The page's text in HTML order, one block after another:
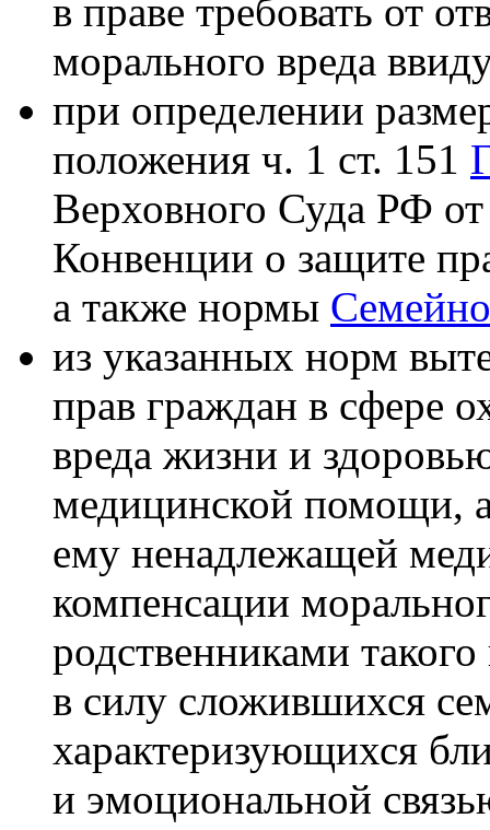
в праве требовать от
морального вреда
при определении
положения ч. 1 ст. 151
Верховного Суда РФ
Конвенции о защите
а также нормы
из указанных норм
прав граждан в сфере
вреда жизни и
медицинской помощи, а
ему ненадлежащей
компенсации
родственниками
в силу сложившихся
характеризующихся
и эмоциональной